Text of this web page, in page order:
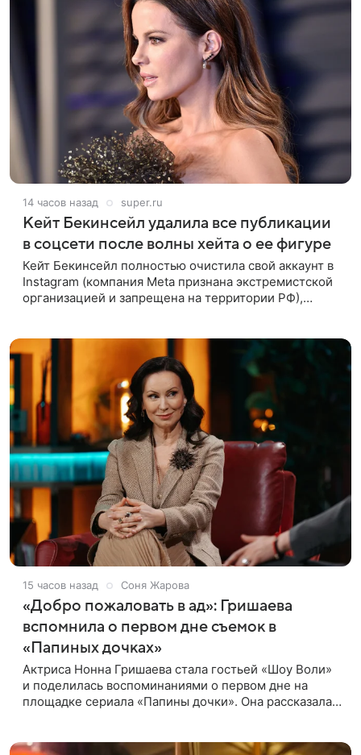
14 часов назад super.ru
Кейт Бекинсейл удалила все публикации
в соцсети после волны хейта о ее фигуре
Кейт Бекинсейл полностью очистила свой аккаунт в
Instagram (компания Meta признана экстремистской
организацией и запрещена на территории РФ),
15 часов назад Соня Жарова
«Добро пожаловать в ад»: Гришаева
вспомнила о первом дне съемок в
«Папиных дочках»
Актриса Нонна Гришаева стала гостьей «Шоу Воли»
и поделилась воспоминаниями о первом дне на
площадке сериала «Папины дочки». Она рассказала,